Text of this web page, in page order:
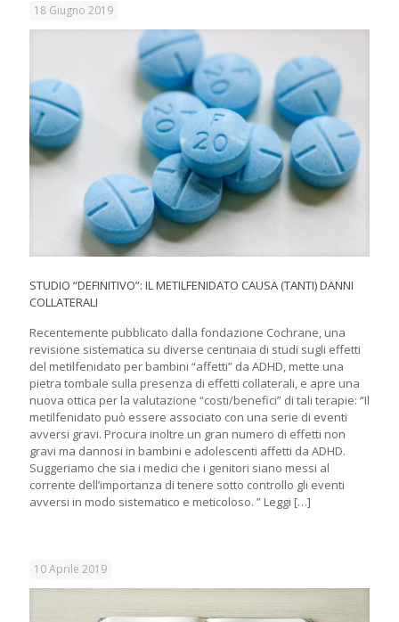
18 Giugno 2019
STUDIO “DEFINITIVO”: IL METILFENIDATO CAUSA (TANTI) DANNI
COLLATERALI
Recentemente pubblicato dalla fondazione Cochrane, una
revisione sistematica su diverse centinaia di studi sugli effetti
del metilfenidato per bambini “affetti” da ADHD, mette una
pietra tombale sulla presenza di effetti collaterali, e apre una
nuova ottica per la valutazione “costi/benefici” di tali terapie: “Il
metilfenidato può essere associato con una serie di eventi
avversi gravi. Procura inoltre un gran numero di effetti non
gravi ma dannosi in bambini e adolescenti affetti da ADHD.
Suggeriamo che sia i medici che i genitori siano messi al
corrente dell’importanza di tenere sotto controllo gli eventi
avversi in modo sistematico e meticoloso. ” Leggi […]
10 Aprile 2019